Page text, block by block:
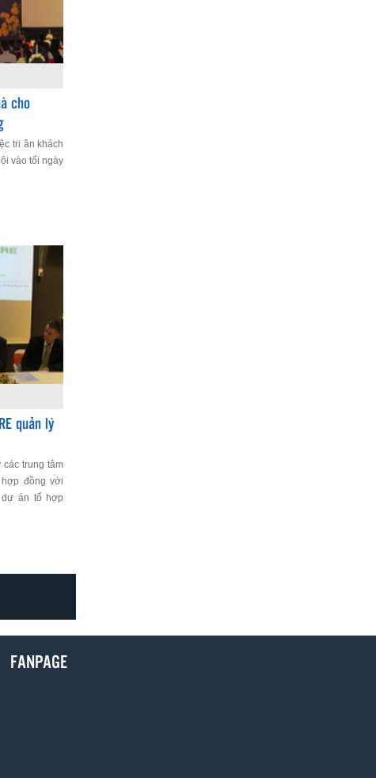
cho
tri ân khách
vào tối ngày
quản lý
các trung tâm
đồng với
án tổ hợp
FANPAGE